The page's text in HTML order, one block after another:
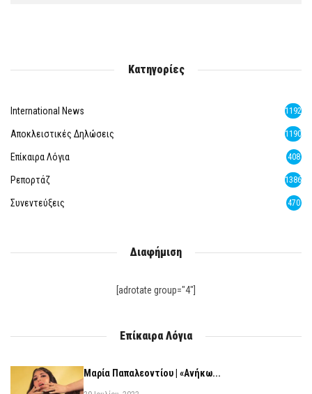
Κατηγορίες
International News 1192
Αποκλειστικές Δηλώσεις 1190
Επίκαιρα Λόγια 408
Ρεπορτάζ 1386
Συνεντεύξεις 470
Διαφήμιση
[adrotate group="4"]
Επίκαιρα Λόγια
Μαρία Παπαλεοντίου | «Ανήκω...